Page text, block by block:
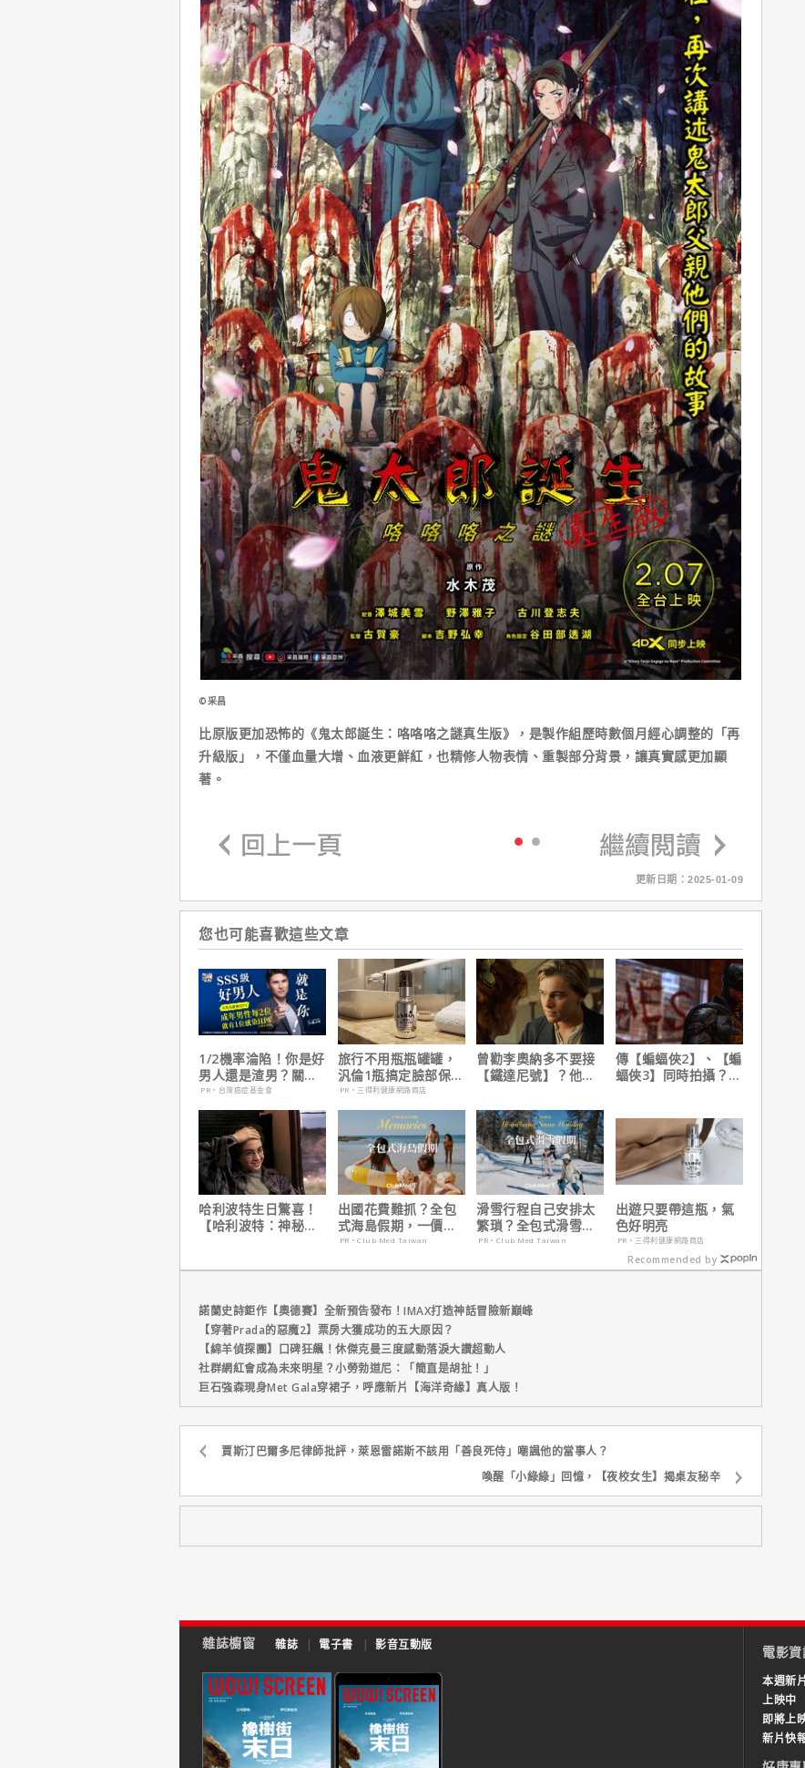
©采昌
比原版更加恐怖的《鬼太郎誕生：咯咯咯之謎真生版》，是製作組歷時數個月經心調整的「再
升級版」，不僅血量大增、血液更鮮紅，也精修人物表情、重製部分背景，讓真實感更加顯
著。
更新日期：2025-01-09
您也可能喜歡這些文章
1/2機率淪陷！你是好
男人還是渣男？關鍵
在這
PR・台灣癌症基金會
旅行不用瓶瓶罐罐，
汎倫1瓶搞定臉部保
養！
PR・三得利健康網路商店
曾勸李奧納多不要接
【鐵達尼號】？他
是誰」
傳【蝙蝠俠2】、【蝙
蝠俠3】同時拍攝？詹
哈利波特生日驚喜！
【哈利波特：神秘的
出國花費難抓？全包
式海島假期，一價搞
定食宿玩樂，省錢更
PR・Club Med Taiwan
滑雪行程自己安排太
繁瑣？全包式滑雪假
期：出門即雪場，一
表！
PR・Club Med Taiwan
出遊只要帶這瓶，氣
色好明亮
PR・三得利健康網路商店
Recommended by
諾蘭史詩鉅作【奧德賽】全新預告發布！IMAX打造神話冒險新巔峰
【穿著Prada的惡魔2】票房大獲成功的五大原因？
【綿羊偵探團】口碑狂飆！休傑克曼三度感動落淚大讚超動人
社群網紅會成為未來明星？小勞勃道尼：「簡直是胡扯！」
巨石強森現身Met Gala穿裙子，呼應新片【海洋奇緣】真人版！
賈斯汀巴爾多尼律師批評，萊恩雷諾斯不該用「善良死侍」嘲諷他的當事人？
喚醒「小綠綠」回憶，【夜校女生】揭桌友秘辛
雜誌櫥窗 雜誌 | 電子書 | 影音互動版 電影資
本週新片
上映中
即將上
新片快